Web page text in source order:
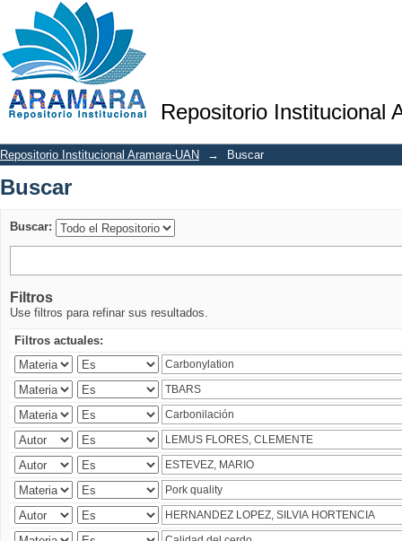
Repositorio Institucional
Buscar
Repositorio Institucional Aramara-UAN → Buscar
Buscar
Buscar:
Filtros
Use filtros para refinar sus resultados.
Filtros actuales: